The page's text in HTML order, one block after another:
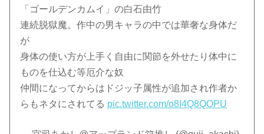
「ゴールデンカムイ」の白石由竹
連続脱獄魔。作中の男キャラの中では華奢な身体だ
が
身体の使い方が上手く自由に関節を外せたり体中に
ものを仕込む等厄介な奴
仲間になってからはドジッ子属性が追加され作者か
らもネタにされてる pic.twitter.com/o8I4Q8QOPU